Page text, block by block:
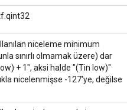
niceleme minimum
sınırlı olmamak üzere) dar
+ 1", aksi halde "(Tin low)"
nicelenmişse -127'ye, değilse